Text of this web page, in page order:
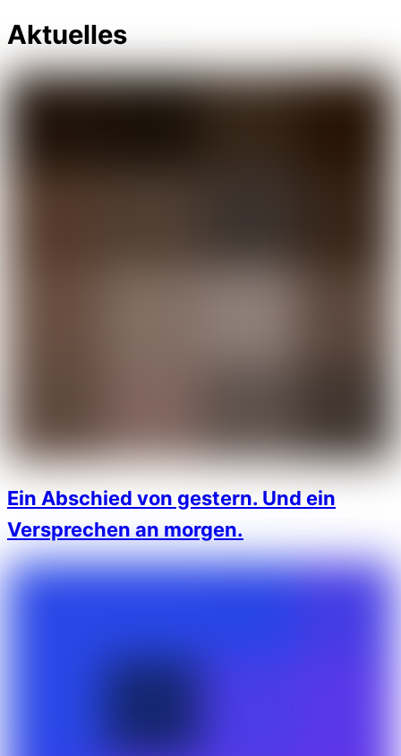
Aktuelles
Ein Abschied von gestern. Und ein
Versprechen an morgen.